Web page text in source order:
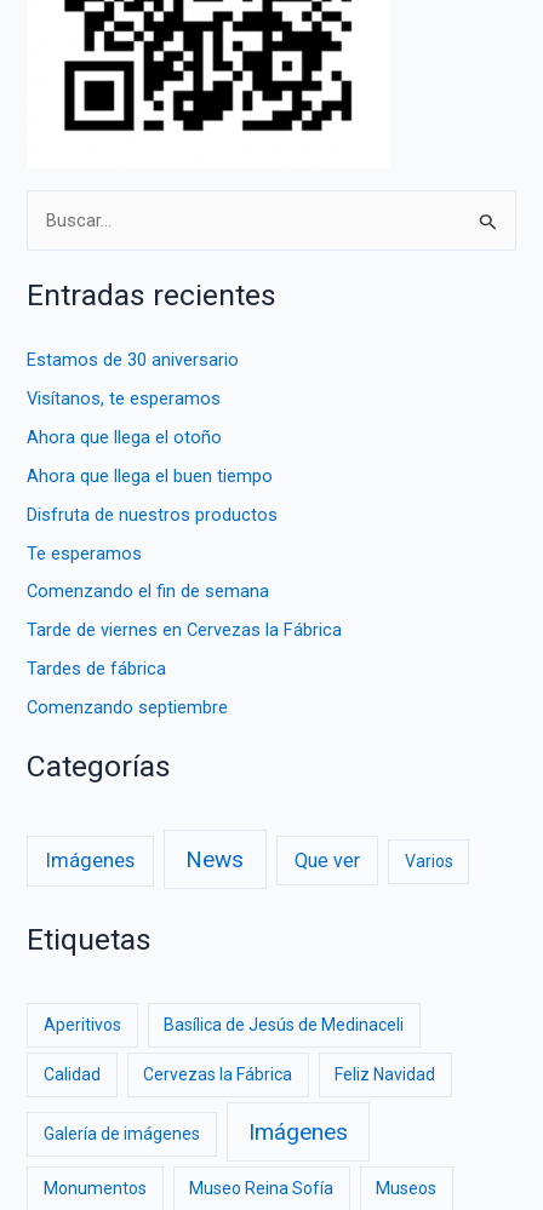
c
r
:
Entradas recientes
Estamos de 30 aniversario
Visítanos, te esperamos
Ahora que llega el otoño
Ahora que llega el buen tiempo
Disfruta de nuestros productos
Te esperamos
Comenzando el fin de semana
Tarde de viernes en Cervezas la Fábrica
Tardes de fábrica
Comenzando septiembre
Categorías
Imágenes News Que ver Varios
Etiquetas
Aperitivos Basílica de Jesús de Medinaceli
Calidad Cervezas la Fábrica Feliz Navidad
Galería de imágenes Imágenes
Monumentos Museo Reina Sofía Museos